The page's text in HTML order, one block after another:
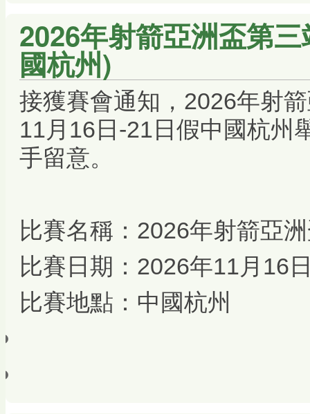
2026年射箭亞洲盃第
國杭州)
接獲賽會通知，2026年射
11月16日-21日假中國杭州
手留意。
比賽名稱：2026年射箭亞
比賽日期：2026年11月16
比賽地點：中國杭州